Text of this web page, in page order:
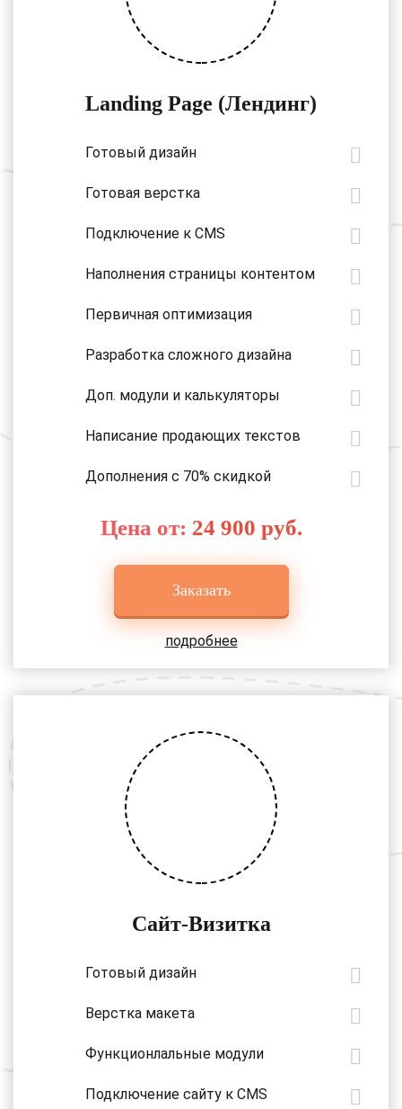
Landing Page (Лендинг)
Готовый дизайн
Готовая верстка
Подключение к CMS
Наполнения страницы контентом
Первичная оптимизация
Разработка сложного дизайна
Доп. модули и калькуляторы
Написание продающих текстов
Дополнения с 70% скидкой
Цена от: 24 900 руб.
Заказать
подробнее
Сайт-Визитка
Готовый дизайн
Верстка макета
Функционлальные модули
Подключение сайту к CMS